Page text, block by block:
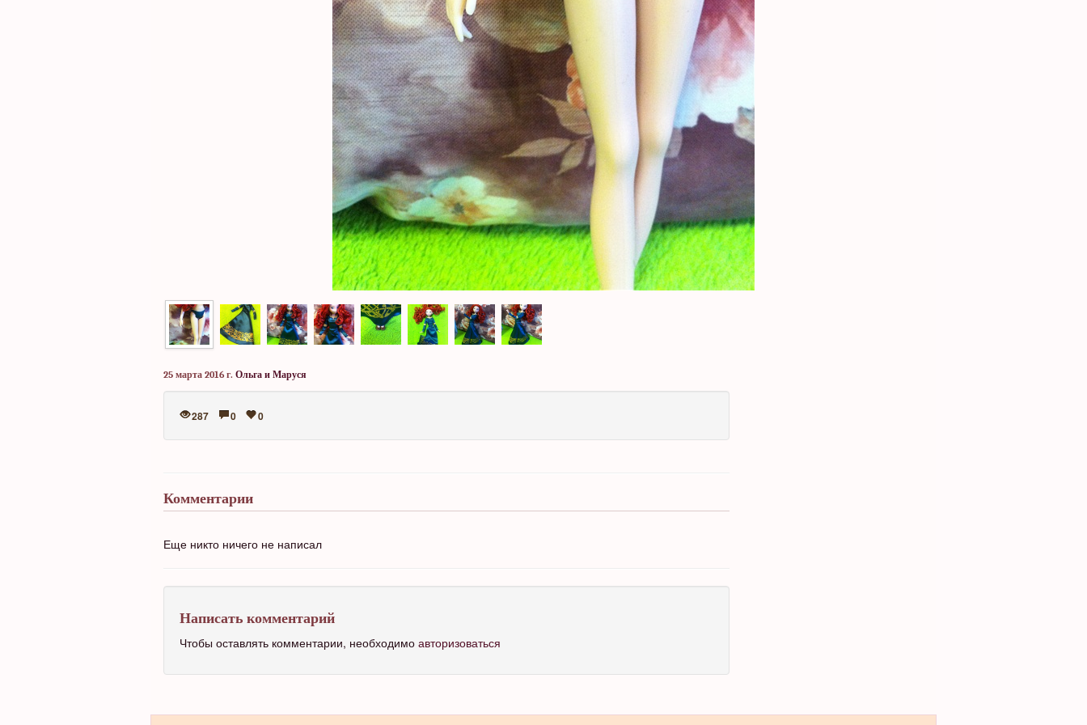
25 марта 2016 г. Ольга и Маруся
287 0 0
Комментарии
Еще никто ничего не написал
Написать комментарий
Чтобы оставлять комментарии, необходимо авторизоваться